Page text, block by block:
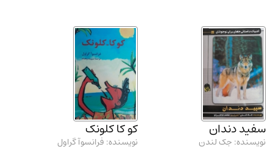
سفید دندان
نویسنده: جک لندن
کو کا کلونک
نویسنده: فرانسوآ گراول